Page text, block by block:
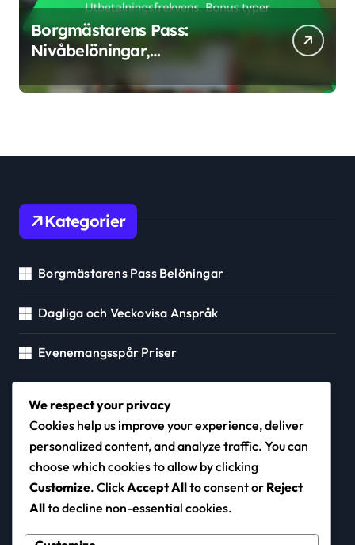
Borgmästarens Pass:
Nivåbelöningar,
Utbetalningsfrekvens, Bonus
typer
Kategorier
Borgmästarens Pass Belöningar
Dagliga och Veckovisa Anspråk
Evenemangsspår Priser
amputee-
shizuoka.com
We respect your privacy
Cookies help us improve your experience, deliver
personalized content, and analyze traffic. You can
choose which cookies to allow by clicking
Customize. ClickAccept Allto consent or Reject
Allto decline non-essential cookies.